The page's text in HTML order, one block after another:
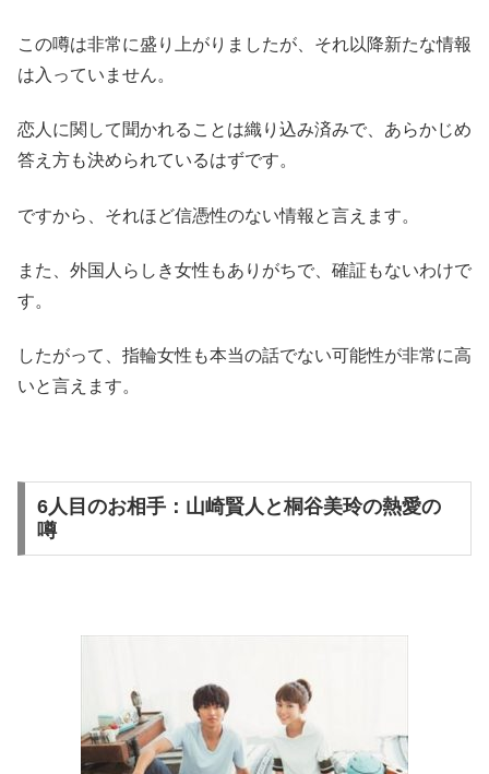
この噂は非常に盛り上がりましたが、それ以降新たな情報
は入っていません。
恋人に関して聞かれることは織り込み済みで、あらかじめ
答え方も決められているはずです。
ですから、それほど信憑性のない情報と言えます。
また、外国人らしき女性もありがちで、確証もないわけで
す。
したがって、指輪女性も本当の話でない可能性が非常に高
いと言えます。
6人目のお相手：山崎賢人と桐谷美玲の熱愛の
噂